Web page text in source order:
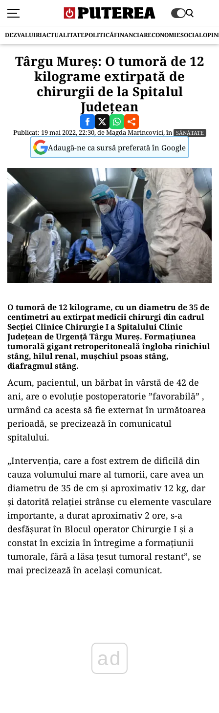
DEZVALUIRIACTUALITATEPOLITICĂFINANCIARECONOMIESOCIAL
Târgu Mureș: O tumoră de 12
kilograme extirpată de
chirurgii de la Spitalul
Județean
Publicat: 19 mai 2022, 22:30, deMagda Marincovici, în SĂNĂTATE
Adaugă-ne ca sursă preferată în Google
O tumoră de 12 kilograme, cu un diametru de 35 de
centimetri au extirpat medicii chirurgi din cadrul
Secției Clinice Chirurgie I a Spitalului Clinic
Județean de Urgență Târgu Mureș. Formațiunea
tumorală gigant retroperitoneală îngloba rinichiul
stâng, hilul renal, mușchiul psoas stâng,
diafragmul stâng.
Acum, pacientul, un bărbat în vârstă de 42 de
ani, are o evoluție postoperatorie ”favorabilă” ,
urmând ca acesta să fie externat în următoarea
perioadă, se precizează în comunicatul
spitalului.
„Intervenţia, care a fost extrem de dificilă din
cauza volumului mare al tumorii, care avea un
diametru de 35 de cm şi aproximativ 12 kg, dar
şi datorită relaţiei strânse cu elemente vasculare
importante, a durat aproximativ 2 ore, s-a
desfăşurat în Blocul operator Chirurgie I şi a
constat în excizia în întregime a formaţiunii
tumorale, fără a lăsa ţesut tumoral restant”, se
mai precizează în același comunicat.